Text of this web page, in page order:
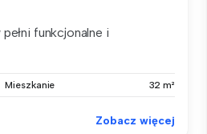
funkcjonalne i
Mieszkanie 32 m²
Zobacz więcej